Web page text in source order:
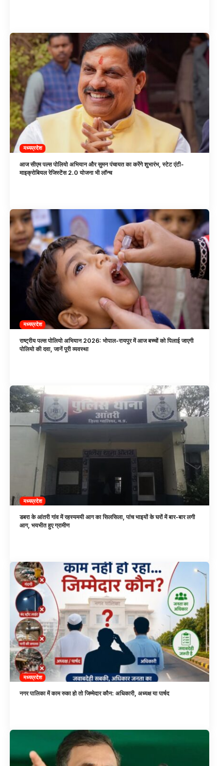
मध्यप्रदेश
आज सीएम पल्स पोलियो अभियान और सुमन पंचायत का करेंगे शुभारंभ, स्टेट एंटी-
माइक्रोबियल रेजिस्टेंस 2.0 योजना भी लॉन्च
मध्यप्रदेश
राष्ट्रीय पल्स पोलियो अभियान 2026: भोपाल-रायपुर में आज बच्चों को पिलाई जाएगी
पोलियो की दवा, जानें पूरी व्यवस्था
मध्यप्रदेश
डबरा के आंतरी गांव में रहस्यमयी आग का सिलसिला, पांच भाइयों के घरों में बार-बार लगी
आग, भयभीत हुए ग्रामीण
मध्यप्रदेश
नगर पालिका में काम रुका हो तो जिम्मेदार कौन: अधिकारी, अध्यक्ष या पार्षद